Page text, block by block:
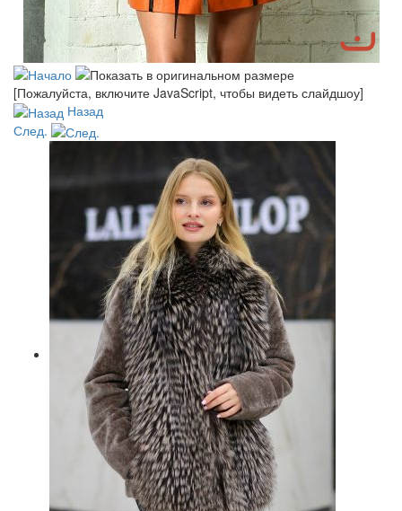
[Пожалуйста, включите JavaScript, чтобы видеть слайдшоу]
Назад
След.